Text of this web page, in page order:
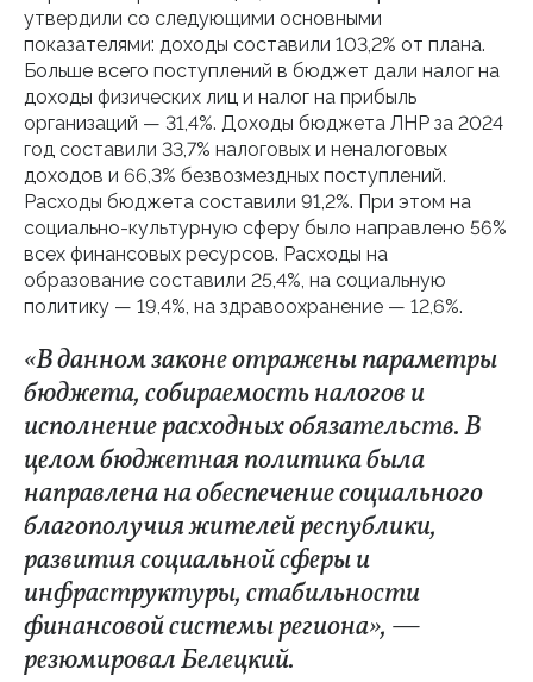
утвердили со следующими основными
показателями: доходы составили 103,2% от плана.
Больше всего поступлений в бюджет дали налог на
доходы физических лиц и налог на прибыль
организаций — 31,4%. Доходы бюджета ЛНР за 2024
год составили 33,7% налоговых и неналоговых
доходов и 66,3% безвозмездных поступлений.
Расходы бюджета составили 91,2%. При этом на
социально-культурную сферу было направлено 56%
всех финансовых ресурсов. Расходы на
образование составили 25,4%, на социальную
политику — 19,4%, на здравоохранение — 12,6%.
«В данном законе отражены параметры
бюджета, собираемость налогов и
исполнение расходных обязательств. В
целом бюджетная политика была
направлена на обеспечение социального
благополучия жителей республики,
развития социальной сферы и
инфраструктуры, стабильности
финансовой системы региона», —
резюмировал Белецкий.